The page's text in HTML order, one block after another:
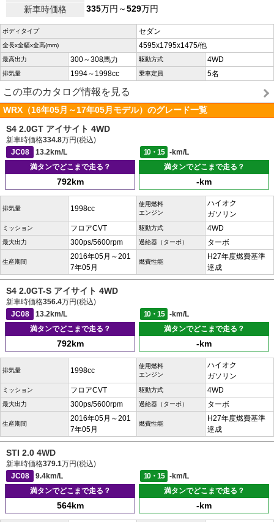
新車時価格
335万円～529万円
ボディタイプ セダン
全長x全幅x全高(mm) 4595x1795x1475/他
最高出力 300～308馬力 駆動方式 4WD
排気量 1994～1998cc 乗車定員 5名
この車のカタログ情報を見る
WRX（16年05月～17年05月モデル）のグレード一覧
S4 2.0GT アイサイト 4WD
新車時価格334.8万円(税込)
JC08
13.2km/L 10・15
-km/L
満タンでどこまで走る？
792km
満タンでどこまで走る？
-km
排気量 1998cc
使用燃料
エンジン
ハイオク
ガソリン
ミッション フロアCVT 駆動方式 4WD
最大出力 300ps/5600rpm 過給器（ターボ） ターボ
生産期間
2016年05月～201
7年05月
燃費性能
H27年度燃費基準
達成
S4 2.0GT-S アイサイト 4WD
新車時価格356.4万円(税込)
JC08
13.2km/L 10・15
-km/L
満タンでどこまで走る？
792km
満タンでどこまで走る？
-km
排気量 1998cc
使用燃料
エンジン
ハイオク
ガソリン
ミッション フロアCVT 駆動方式 4WD
最大出力 300ps/5600rpm 過給器（ターボ） ターボ
生産期間
2016年05月～201
7年05月
燃費性能
H27年度燃費基準
達成
STI 2.0 4WD
新車時価格379.1万円(税込)
JC08
9.4km/L 10・15
-km/L
満タンでどこまで走る？
564km
満タンでどこまで走る？
-km